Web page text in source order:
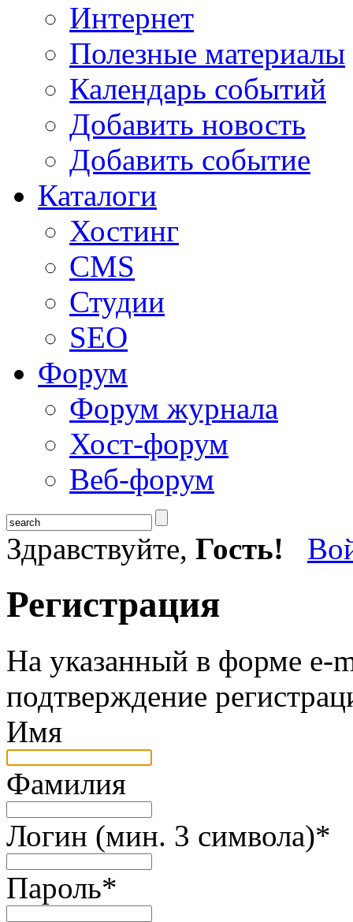
Интернет
Полезные материалы
Календарь событий
Добавить новость
Добавить событие
Каталоги
Хостинг
CMS
Студии
SEO
Форум
Форум журнала
Хост-форум
Веб-форум
Здравствуйте, Гость!
Регистрация
На указанный в форме e-
подтверждение
Имя
Фамилия
Логин (мин. 3 символа)*
Пароль*